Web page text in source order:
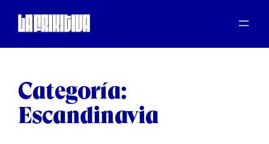
Categoría:
Escandinavia